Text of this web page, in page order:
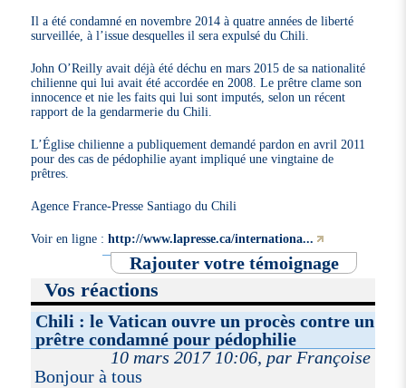
Il a été condamné en novembre 2014 à quatre années de liberté
surveillée, à l’issue desquelles il sera expulsé du Chili.
John O’Reilly avait déjà été déchu en mars 2015 de sa nationalité
chilienne qui lui avait été accordée en 2008. Le prêtre clame son
innocence et nie les faits qui lui sont imputés, selon un récent
rapport de la gendarmerie du Chili.
L’Église chilienne a publiquement demandé pardon en avril 2011
pour des cas de pédophilie ayant impliqué une vingtaine de
prêtres.
Agence France-Presse Santiago du Chili
Voir en ligne :http://www.lapresse.ca/internationa...
Rajouter votre témoignage
Vos réactions
Chili : le Vatican ouvre un procès contre un
prêtre condamné pour pédophilie
10 mars 2017 10:06, par Françoise
Bonjour à tous